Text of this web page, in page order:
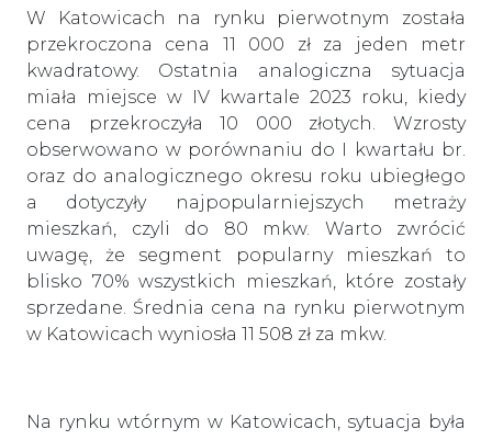
W Katowicach na rynku pierwotnym została
przekroczona cena 11 000 zł za jeden metr
kwadratowy. Ostatnia analogiczna sytuacja
miała miejsce w IV kwartale 2023 roku, kiedy
cena przekroczyła 10 000 złotych. Wzrosty
obserwowano w porównaniu do I kwartału br.
oraz do analogicznego okresu roku ubiegłego
a dotyczyły najpopularniejszych metraży
mieszkań, czyli do 80 mkw. Warto zwrócić
uwagę, że segment popularny mieszkań to
blisko 70% wszystkich mieszkań, które zostały
sprzedane. Średnia cena na rynku pierwotnym
w Katowicach wyniosła 11 508 zł za mkw.
Na rynku wtórnym w Katowicach, sytuacja była